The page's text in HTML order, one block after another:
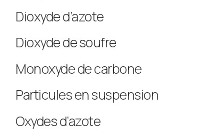
Dioxyde d’azote
Dioxyde de soufre
Monoxyde de carbone
Particules en suspension
Oxydes d’azote